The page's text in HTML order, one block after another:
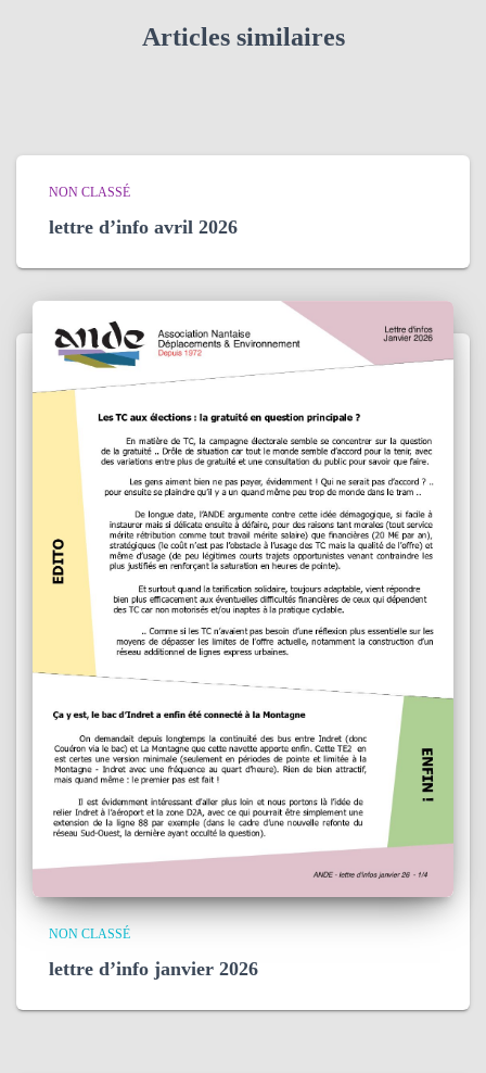
Articles similaires
NON CLASSÉ
lettre d’info avril 2026
NON CLASSÉ
lettre d’info janvier 2026